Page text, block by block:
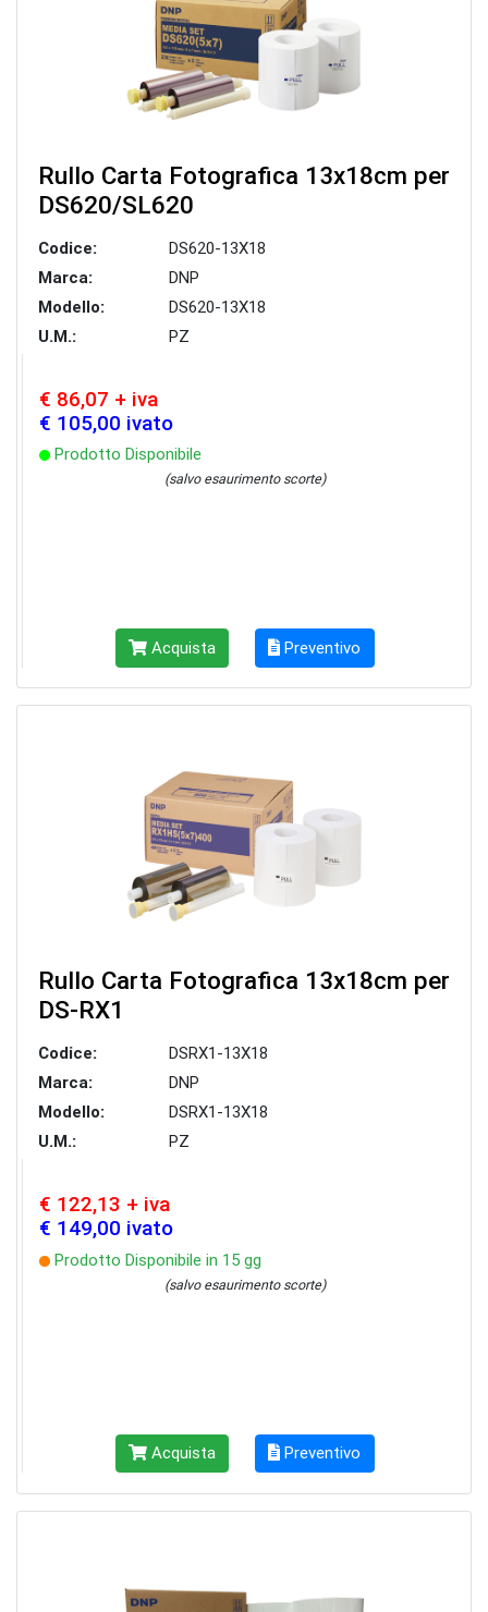
Rullo Carta Fotografica 13x18cm per
DS620/SL620
Codice:
DS620-13X18
Marca:
DNP
Modello:
DS620-13X18
U.M.:
PZ
€ 86,07 + iva
€ 105,00 ivato
Prodotto Disponibile
(salvo esaurimento scorte)
Acquista Preventivo
Rullo Carta Fotografica 13x18cm per
DS-RX1
Codice:
DSRX1-13X18
Marca:
DNP
Modello:
DSRX1-13X18
U.M.:
PZ
€ 122,13 + iva
€ 149,00 ivato
Prodotto Disponibile in 15 gg
(salvo esaurimento scorte)
Acquista Preventivo